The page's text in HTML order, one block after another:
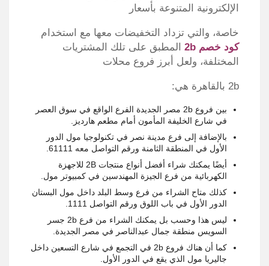
الإلكترونية المتنوعة بأسعار
خاصة، والتي تزداد التخفيضات معها مع استخدام
كود خصم 2b
المطبق على تلك المشتريات
المختلفة، ولعل أبرز فروع محلات
2b بالقاهرة هي:
بين فروع 2b مصر الجديدة الفرع الواقع في سوق العصر
في شارع الخليفة المأمون أمام مطعم هارديز.
بالإضافة إلى فرع مدينة نصر في تكنولوجيا مول الدور
الأول في المنطقة الثامنة ورقم التواصل معه 61111.
أيضًا يمكنك شراء أفضل أنواع منتجات 2B للاجهزة
الكهربائية من فرع الجيزة المهندسين في كمبيوتر مول.
كذلك متاح الشراء من فرع وسط البلد داخل مول البستان
الدور الأول في باب اللوق ورقم التواصل 1111.
ليس هذا وحسب بل يمكنك الشراء من فرع 2b جسر
السويس منطقة جمال عبدالناصر في مصر الجديدة.
كما أن هناك فروع 2b في التجمع في شارع التسعين داخل
جاليريا مول الذي يقع في الدور الأول.